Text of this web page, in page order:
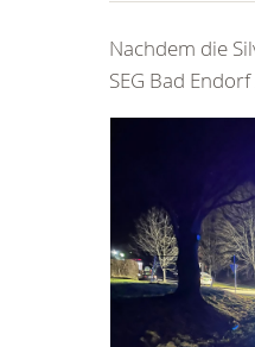
Nachdem die
SEG Bad